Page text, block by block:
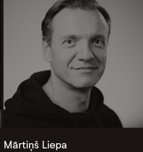
Mārtiņš Liepa